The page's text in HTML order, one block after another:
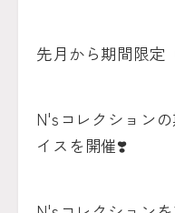
先月から期間限定
N's コレクション
イスを開催❣️